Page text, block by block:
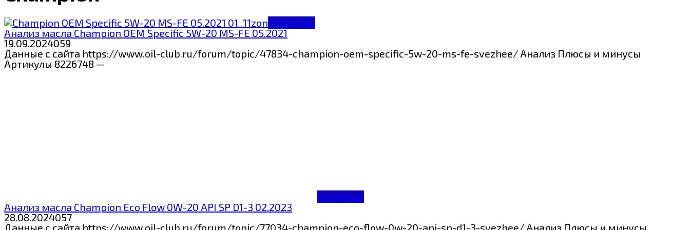
Champion
Анализ масла Champion OEM Specific 5W-20 MS-FE 05.2021
19.09.2024059
Данные с сайта https://www.oil-club.ru/forum/topic/47834-champion-oem-specific-5w-20-ms-fe-svezhee/ Анализ Плюсы и минусы
Артикулы 8226748 —
Champion
Анализ масла Champion Eco Flow 0W-20 API SP D1-3 02.2023
28.08.2024057
Данные с сайта https://www.oil-club.ru/forum/topic/77034-champion-eco-flow-0w-20-api-sp-d1-3-svezhee/ Анализ Плюсы и минусы